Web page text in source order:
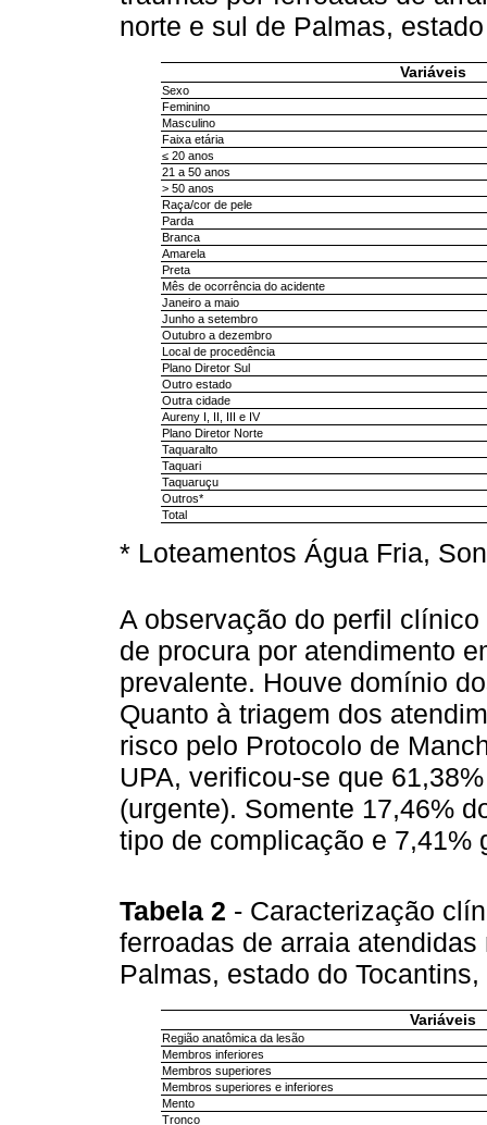
norte e sul de Palmas,
Variáveis
Sexo
Feminino
Masculino
Faixa etária
≤ 20 anos
21 a 50 anos
> 50 anos
Raça/cor de pele
Parda
Branca
Amarela
Preta
Mês de ocorrência do acidente
Janeiro a maio
Junho a setembro
Outubro a dezembro
Local de procedência
Plano Diretor Sul
Outro estado
Outra cidade
Aureny I, II, III e IV
Plano Diretor Norte
Taquaralto
Taquari
Taquaruçu
Outros*
Total
* Loteamentos Água Fria,
A observação do perfil clínico
de procura por atendimento
prevalente. Houve domínio
Quanto à triagem dos
risco pelo Protocolo de
UPA, verificou-se que
(urgente). Somente 17,46%
tipo de complicação e 7,41%
Tabela 2 - Caracterização
ferroadas de arraia
Palmas, estado do
Variáveis
Região anatômica da lesão
Membros inferiores
Membros superiores
Membros superiores e inferiores
Mento
Tronco